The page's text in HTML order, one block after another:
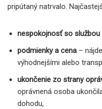
pripútaný natrvalo.
nespokojnosť so službou
podmienky a cena –
výhodnejšími alebo
ukončenie zo strany
oprávnená osoba
dohodu,